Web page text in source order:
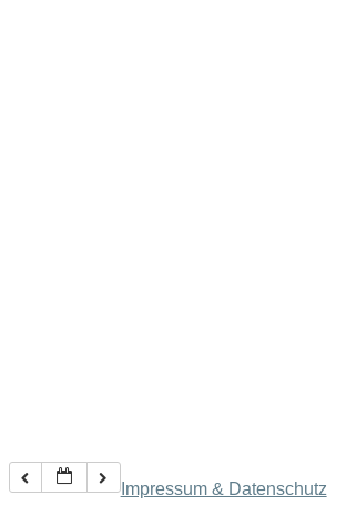
Impressum & Datenschutz